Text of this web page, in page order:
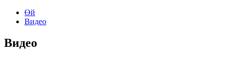
Өй
Видео
Видео